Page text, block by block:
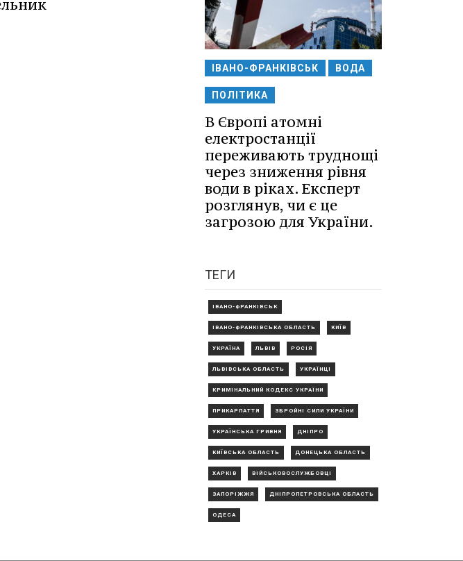
ІВАНО-ФРАНКІВСЬК ВОДА
ПОЛІТИКА
В Європі атомні
електростанції
переживають труднощі
через зниження рівня
води в ріках. Експерт
розглянув, чи є це
загрозою для України.
ТЕГИ
ІВАНО-ФРАНКІВСЬК
ІВАНО-ФРАНКІВСЬКА ОБЛАСТЬ КИЇВ
УКРАЇНА ЛЬВІВ РОСІЯ
ЛЬВІВСЬКА ОБЛАСТЬ УКРАЇНЦІ
КРИМІНАЛЬНИЙ КОДЕКС УКРАЇНИ
ПРИКАРПАТТЯ ЗБРОЙНІ СИЛИ УКРАЇНИ
УКРАЇНСЬКА ГРИВНЯ ДНІПРО
КИЇВСЬКА ОБЛАСТЬ ДОНЕЦЬКА ОБЛАСТЬ
ХАРКІВ ВІЙСЬКОВОСЛУЖБОВЦІ
ЗАПОРІЖЖЯ ДНІПРОПЕТРОВСЬКА ОБЛАСТЬ
ОДЕСА